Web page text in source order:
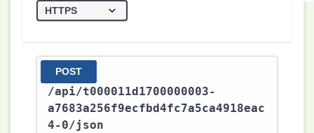
POST
/api/t000011d1700000003-
a7683a256f9ecfbd4fc7a5ca4918eac
4-0/json